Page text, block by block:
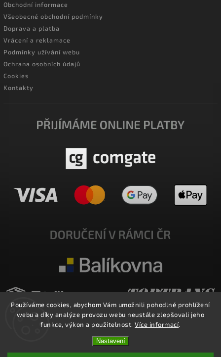
Používáme cookies, abychom Vám umožnili pohodlné prohlížení
webu a díky analýze provozu webu neustále zlepšovali jeho
funkce, výkon a použitelnost.Více informací.
Nastavení
Obchodní informace
Všeobecné obchodní podmínky
Doprava a platba
Vrácení a reklamace
Podmínky užívání webu
Ochrana osobních údajů
Cookies
Kontakty
E-SHOP MILATA. Všechna práva vyhrazena.